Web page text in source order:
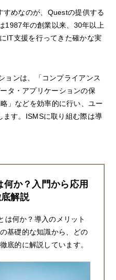
めなのが、Questの提供する
1987年の創業以来、30年以上
IT支援を行ってきた確かな実
ョンは、「コンプライアンス
タ・アプリケーションの保
」などを効率的に行い、ユー
す。ISMSに取り組む際は導
か？入門から応用
解説
は何か？導入のメリット
基礎的な知識から、どの
底的に解説しています。